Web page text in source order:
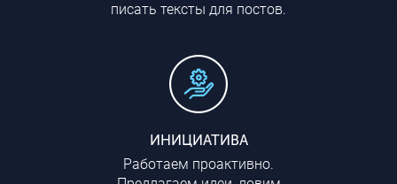
писать тексты для постов.
ИНИЦИАТИВА
Работаем проактивно.